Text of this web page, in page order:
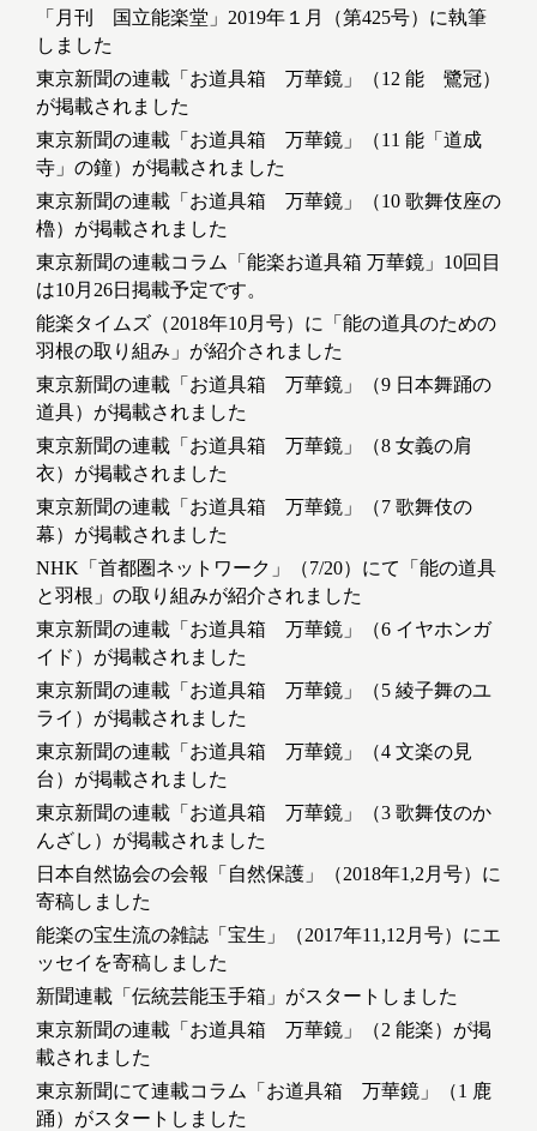
「月刊 国立能楽堂」2019年１月（第425号）に執筆
しました
東京新聞の連載「お道具箱 万華鏡」（12 能 鷺冠）
が掲載されました
東京新聞の連載「お道具箱 万華鏡」（11 能「道成
寺」の鐘）が掲載されました
東京新聞の連載「お道具箱 万華鏡」（10 歌舞伎座の
櫓）が掲載されました
東京新聞の連載コラム「能楽お道具箱 万華鏡」10回目
は10月26日掲載予定です。
能楽タイムズ（2018年10月号）に「能の道具のための
羽根の取り組み」が紹介されました
東京新聞の連載「お道具箱 万華鏡」（9 日本舞踊の
道具）が掲載されました
東京新聞の連載「お道具箱 万華鏡」（8 女義の肩
衣）が掲載されました
東京新聞の連載「お道具箱 万華鏡」（7 歌舞伎の
幕）が掲載されました
NHK「首都圏ネットワーク」（7/20）にて「能の道具
と羽根」の取り組みが紹介されました
東京新聞の連載「お道具箱 万華鏡」（6 イヤホンガ
イド）が掲載されました
東京新聞の連載「お道具箱 万華鏡」（5 綾子舞のユ
ライ）が掲載されました
東京新聞の連載「お道具箱 万華鏡」（4 文楽の見
台）が掲載されました
東京新聞の連載「お道具箱 万華鏡」（3 歌舞伎のか
んざし）が掲載されました
日本自然協会の会報「自然保護」（2018年1,2月号）に
寄稿しました
能楽の宝生流の雑誌「宝生」（2017年11,12月号）にエ
ッセイを寄稿しました
新聞連載「伝統芸能玉手箱」がスタートしました
東京新聞の連載「お道具箱 万華鏡」（2 能楽）が掲
載されました
東京新聞にて連載コラム「お道具箱 万華鏡」（1 鹿
踊）がスタートしました